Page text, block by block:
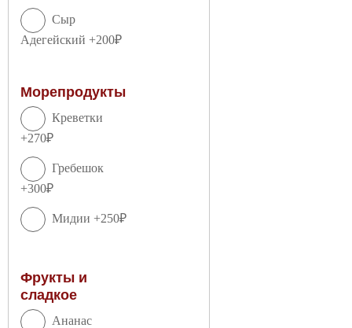
Сыр
Адегейский +200₽
Морепродукты
Креветки
+270₽
Гребешок
+300₽
Мидии +250₽
Фрукты и
сладкое
Ананас